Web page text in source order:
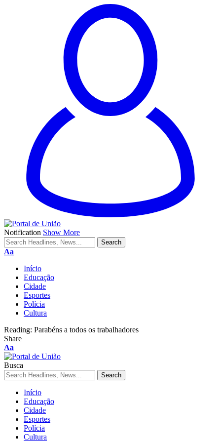
Notification Show More
Aa
Início
Educação
Cidade
Esportes
Polícia
Cultura
Reading: Parabéns a todos os trabalhadores
Share
Aa
Busca
Início
Educação
Cidade
Esportes
Polícia
Cultura